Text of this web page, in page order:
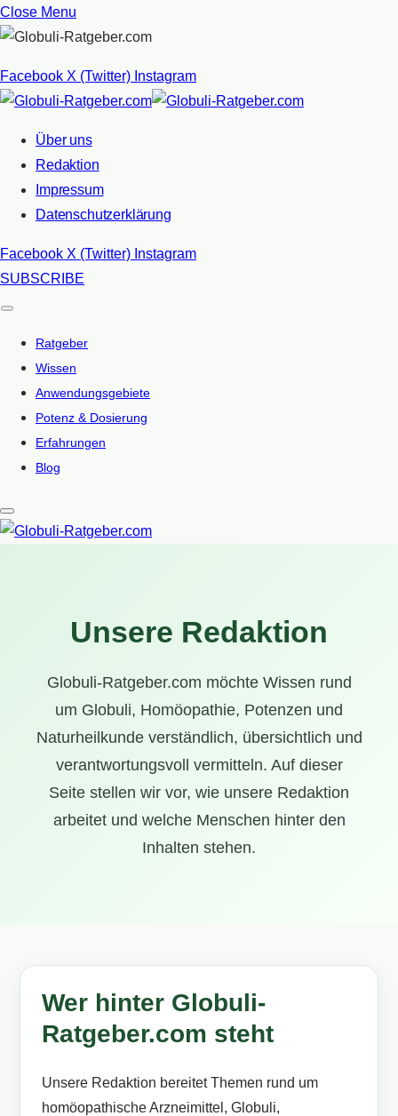
Close Menu
Facebook X (Twitter) Instagram
Über uns
Redaktion
Impressum
Datenschutzerklärung
Facebook X (Twitter) Instagram
SUBSCRIBE
Ratgeber
Wissen
Anwendungsgebiete
Potenz & Dosierung
Erfahrungen
Blog
Unsere Redaktion
Globuli-Ratgeber.com möchte Wissen rund
um Globuli, Homöopathie, Potenzen und
Naturheilkunde verständlich, übersichtlich und
verantwortungsvoll vermitteln. Auf dieser
Seite stellen wir vor, wie unsere Redaktion
arbeitet und welche Menschen hinter den
Inhalten stehen.
Wer hinter Globuli-
Ratgeber.com steht
Unsere Redaktion bereitet Themen rund um
homöopathische Arzneimittel, Globuli,